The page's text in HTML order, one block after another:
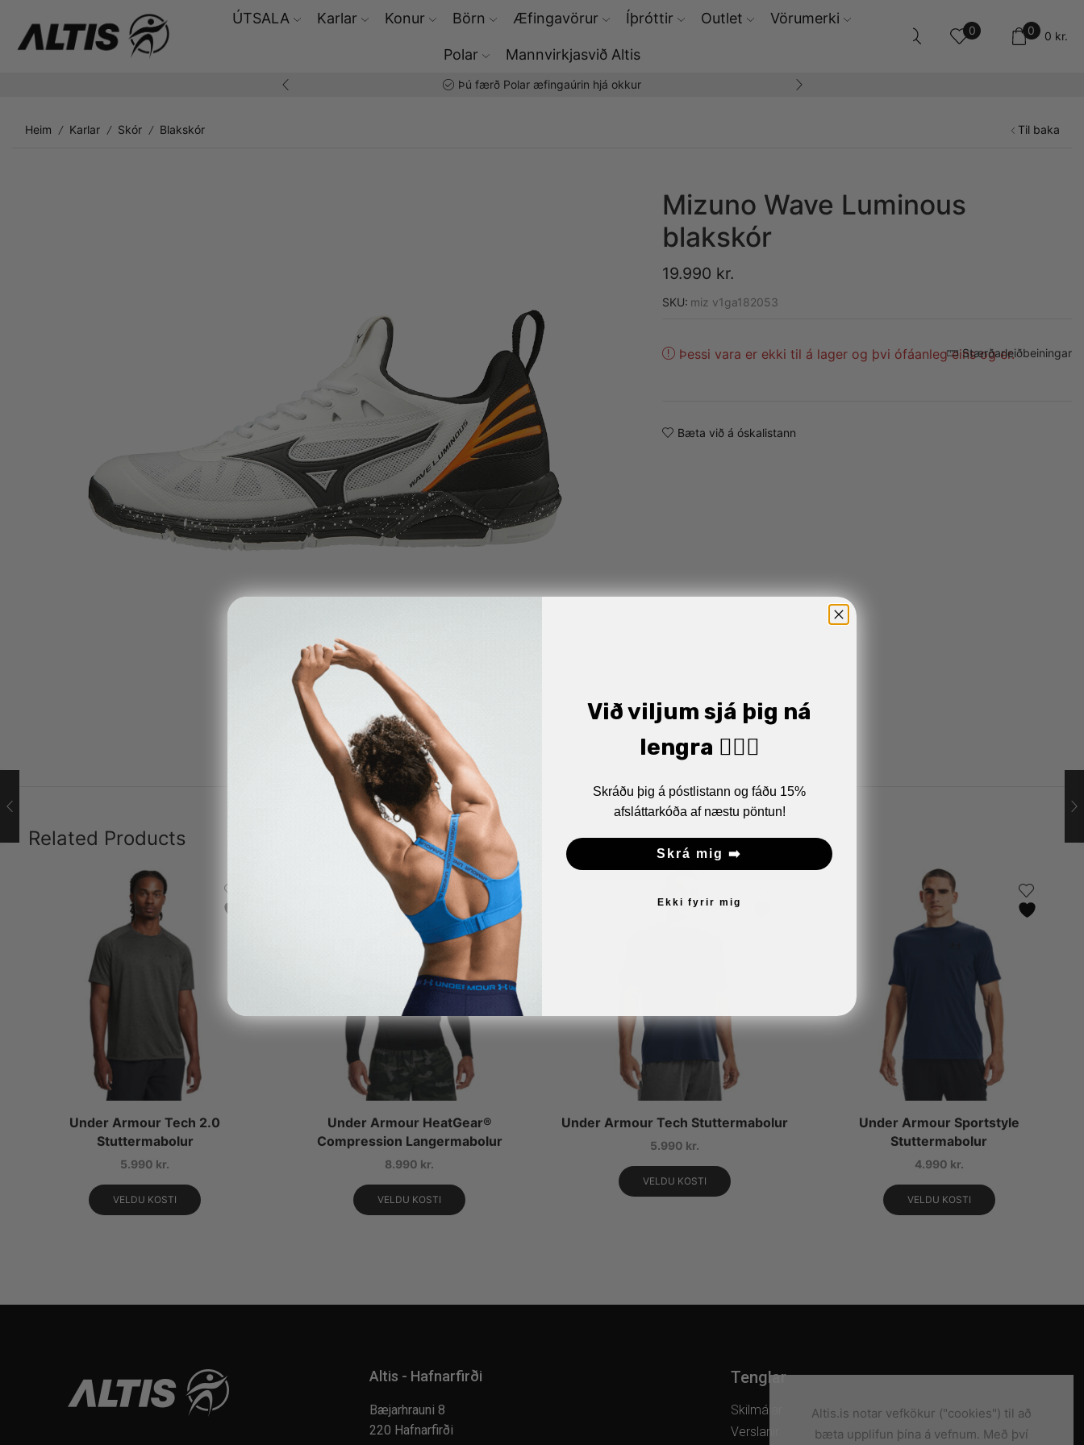
ÚTSALA Karlar Konur Börn Æfingavörur Íþróttir Outlet Vörumerki
Polar Mannvirkjasvið Altis
0 0 0 kr.
Þú færð Polar æfingaúrin hjá okkur
Heim / Karlar / Skór / Blakskór Til baka
Mizuno Wave Luminous
blakskór
19.990 kr.
SKU: miz v1ga182053
Stærðarleiðbeiningar
Þessi vara er ekki til á lager og þvi ófáanleg eins og er.
Bæta við á óskalistann
Related Products
Under Armour Tech 2.0
Stuttermabolur
5.990 kr.
VELDU KOSTI
Under Armour HeatGear®
Compression Langermabolur
8.990 kr.
VELDU KOSTI
Under Armour Tech Stuttermabolur
5.990 kr.
VELDU KOSTI
Under Armour Sportstyle
Stuttermabolur
4.990 kr.
VELDU KOSTI
Altis - Hafnarfirði
Bæjarhrauni 8
220 Hafnarfirði
Tenglar
Skilmálar
Verslanir
Altis.is notar vefkökur ("cookies") til að
bæta upplifun þína á vefnum. Með því
Við viljum sjá þig ná
lengra 🏋🏼‍♂️
Skráðu þig á póstlistann og fáðu 15%
afsláttarkóða af næstu pöntun!
Skrá mig ➡️
Ekki fyrir mig